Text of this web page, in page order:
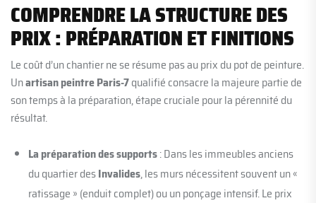
COMPRENDRE LA STRUCTURE DES
PRIX : PRÉPARATION ET FINITIONS
Le coût d’un chantier ne se résume pas au prix du pot de peinture.
Unartisan peintre Paris-7qualifié consacre la majeure partie de
son temps à la préparation, étape cruciale pour la pérennité du
résultat.
La préparation des supports: Dans les immeubles anciens
du quartier desInvalides, les murs nécessitent souvent un «
ratissage » (enduit complet) ou un ponçage intensif. Le prix